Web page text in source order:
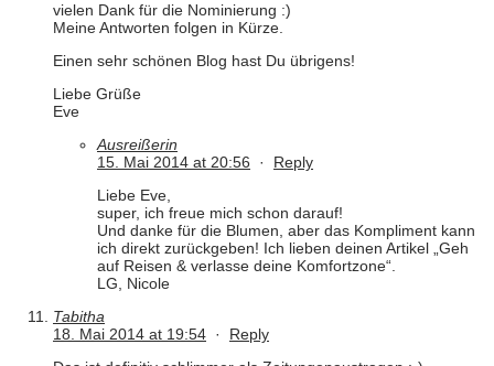
vielen Dank für die Nominierung :)
Meine Antworten folgen in Kürze.
Einen sehr schönen Blog hast Du übrigens!
Liebe Grüße
Eve
Ausreißerin
15. Mai 2014 at 20:56 · Reply
Liebe Eve,
super, ich freue mich schon darauf!
Und danke für die Blumen, aber das Kompliment kann
ich direkt zurückgeben! Ich lieben deinen Artikel „Geh
auf Reisen & verlasse deine Komfortzone“.
LG, Nicole
Tabitha
18. Mai 2014 at 19:54 · Reply